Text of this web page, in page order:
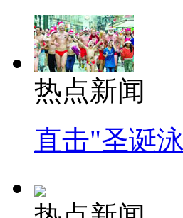
热点新闻
直击"圣诞